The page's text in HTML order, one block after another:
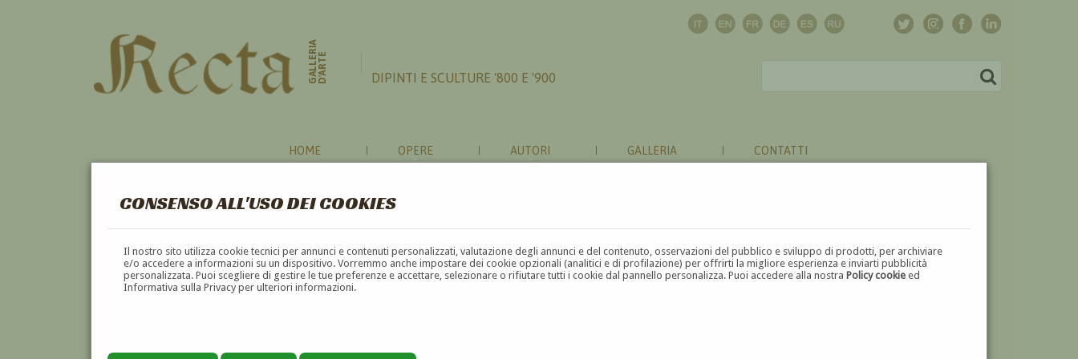
CONSENSO ALL'USO DEI COOKIES
Il nostro sito utilizza cookie tecnici per annunci e contenuti personalizzati, valutazione degli annunci e del contenuto, osservazioni del pubblico e sviluppo di prodotti, per archiviare
e/o accedere a informazioni su un dispositivo. Vorremmo anche impostare dei cookie opzionali (analitici e di profilazione) per offrirti la migliore esperienza e inviarti pubblicità
personalizzata. Puoi scegliere di gestire le tue preferenze e accettare, selezionare o rifiutare tutti i cookie dal pannello personalizza. Puoi accedere alla nostraPolicy cookie ed
Informativa sulla Privacy per ulteriori informazioni.
GALLERIAD'ARTE DIPINTI E SCULTURE '800 E '900
HOME OPERE AUTORI GALLERIA CONTATTI
MILITARY
A B C D E F G H I J K L M N O P Q R S T U V W X Y Z